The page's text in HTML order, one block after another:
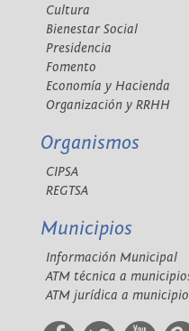
Cultura
Bienestar Social
Presidencia
Fomento
Economía y Hacienda
Organización y RRHH
Organismos
CIPSA
REGTSA
Municipios
Información Municipal
ATM técnica a
ATM jurídica a